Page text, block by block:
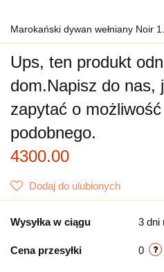
Marokański dywan wełniany Noir
Ups, ten produkt
dom.Napisz do nas,
zapytać o
podobnego.
4300.00
Dodaj do ulubionych
Wysyłka w ciągu 3 dni
Cena przesyłki 0